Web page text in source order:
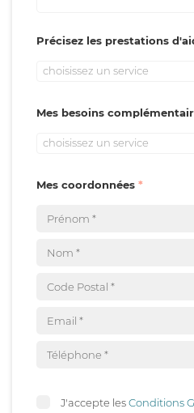
Précisez les prestations
choisissez un service
Mes besoins
choisissez un service
Mes coordonnées
J'accepte lesConditions